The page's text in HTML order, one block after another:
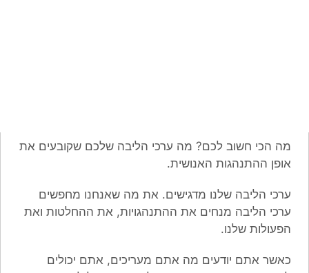
מה הכי חשוב לכם? מה ערכי הליבה שלכם שקובעים את
אופן ההתנהגות האנושית.
ערכי הליבה שלנו מדגישים. את מה שאנחנו מחפשים
ערכי הליבה מנחים את ההתנהגויות, את ההחלטות ואת
הפעולות שלנו.
כאשר אתם יודעים מה אתם מעריכים, אתם יכולים